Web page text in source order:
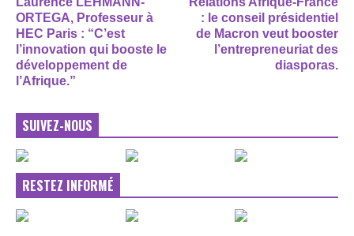
ORTEGA, Professeur à
HEC Paris : “C’est
l’innovation qui booste le
développement de
l’Afrique.”
: le conseil présidentiel
de Macron veut booster
l’entrepreneuriat des
diasporas.
SUIVEZ-NOUS
RESTEZ INFORMÉ